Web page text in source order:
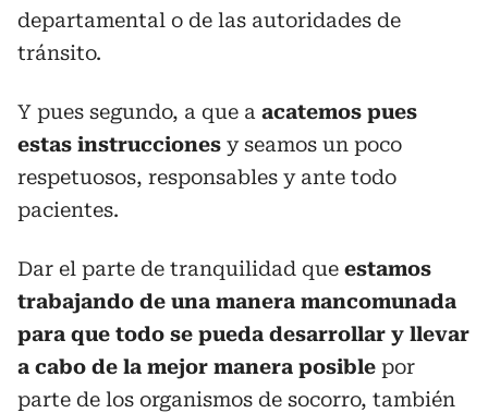
departamental o de las autoridades de
tránsito.
Y pues segundo, a que a acatemos pues
estas instrucciones y seamos un poco
respetuosos, responsables y ante todo
pacientes.
Dar el parte de tranquilidad que estamos
trabajando de una manera mancomunada
para que todo se pueda desarrollar y llevar
a cabo de la mejor manera posible por
parte de los organismos de socorro, también